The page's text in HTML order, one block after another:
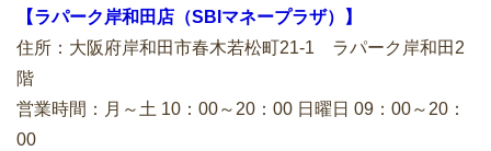
【ラパーク岸和田店（SBIマネープラザ）】
住所：大阪府岸和田市春木若松町21-1 ラパーク岸和田2
階
営業時間：月～土 10：00～20：00 日曜日 09：00～20：
00